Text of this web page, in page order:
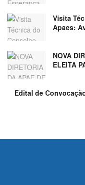
Visita
Apaes:
NOVA
ELEITA
Edital de